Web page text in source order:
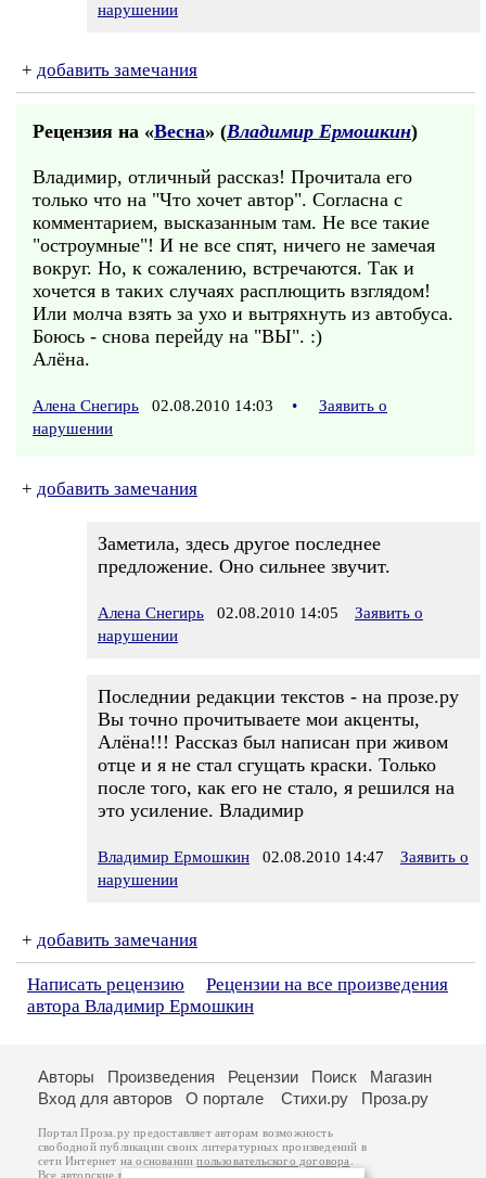
нарушении
+ добавить замечания
Рецензия на «Весна» (Владимир Ермошкин)
Владимир, отличный рассказ! Прочитала его
только что на "Что хочет автор". Согласна с
комментарием, высказанным там. Не все такие
"остроумные"! И не все спят, ничего не замечая
вокруг. Но, к сожалению, встречаются. Так и
хочется в таких случаях расплющить взглядом!
Или молча взять за ухо и вытряхнуть из автобуса.
Боюсь - снова перейду на "ВЫ". :)
Алёна.
Алена Снегирь 02.08.2010 14:03 •
Заявить о
нарушении
+ добавить замечания
Заметила, здесь другое последнее
предложение. Оно сильнее звучит.
Алена Снегирь 02.08.2010 14:05
Заявить о
нарушении
Последнии редакции текстов - на прозе.ру
Вы точно прочитываете мои акценты,
Алёна!!! Рассказ был написан при живом
отце и я не стал сгущать краски. Только
после того, как его не стало, я решился на
это усиление. Владимир
Владимир Ермошкин 02.08.2010 14:47
Заявить о
нарушении
+ добавить замечания
Написать рецензию
Рецензии на все произведения
автора Владимир Ермошкин
Авторы Произведения Рецензии Поиск
Магазин
Вход для авторов
О портале Стихи.ру Проза.ру
Портал Проза.ру предоставляет авторам возможность
свободной публикации своих литературных произведений в
сети Интернет на основаниипользовательского договора
Все авторские права на произведения принадлежат авторам